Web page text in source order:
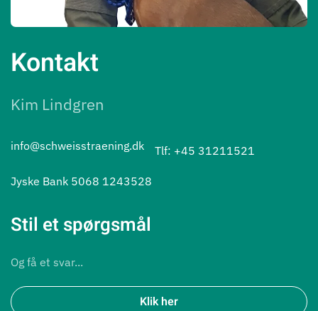
Kontakt
Kim Lindgren
info@schweisstraening.dk Tlf: +45 31211521
Jyske Bank 5068 1243528
Stil et spørgsmål
Og få et svar...
Klik her